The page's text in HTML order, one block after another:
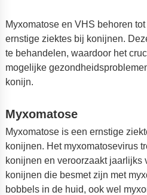
Myxomatose en VHS behoren
ernstige ziektes bij konijnen.
te behandelen, waardoor het
mogelijke
konijn.
Myxomatose
Myxomatose is een ernstige
konijnen. Het myxomatosevirus
konijnen en veroorzaakt jaarlijks
konijnen die besmet zijn met
bobbels in de huid, ook wel